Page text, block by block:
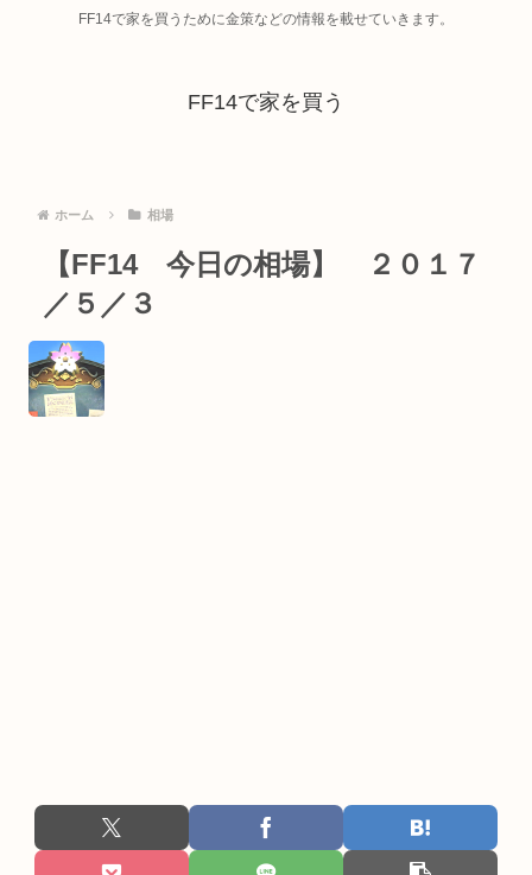
FF14で家を買うために金策などの情報を載せていきます。
FF14で家を買う
ホーム 相場
【FF14 今日の相場】 ２０１７
／５／３